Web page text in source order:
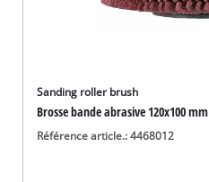
Sanding roller brush
Brosse bande abrasive 120x100 mm
Référence article.: 4468012